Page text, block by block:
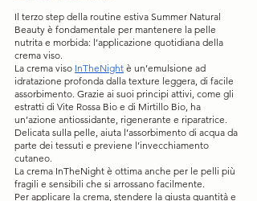
Il terzo step della routine estiva Summer Natural
Beauty è fondamentale per mantenere la pelle
nutrita e morbida: l’applicazione quotidiana della
crema viso.
La crema viso InTheNight è un’emulsione ad
idratazione profonda dalla texture leggera, di facile
assorbimento. Grazie ai suoi principi attivi, come gli
estratti di Vite Rossa Bio e di Mirtillo Bio, ha
un’azione antiossidante, rigenerante e riparatrice.
Delicata sulla pelle, aiuta l’assorbimento di acqua da
parte dei tessuti e previene l’invecchiamento
cutaneo.
La crema InTheNight è ottima anche per le pelli più
fragili e sensibili che si arrossano facilmente.
Per applicare la crema, stendere la giusta quantità e